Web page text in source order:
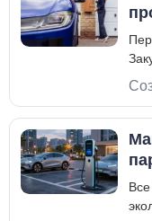
же